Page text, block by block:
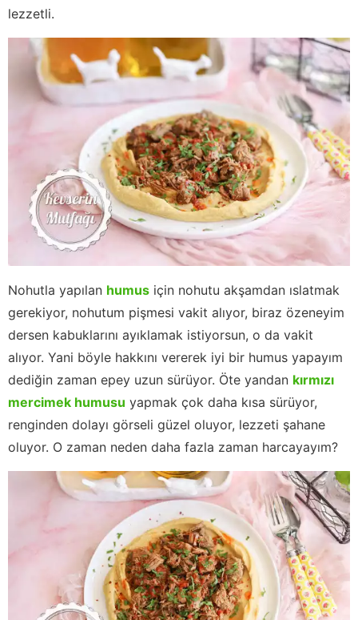
lezzetli.
Nohutla yapılan humus için nohutu akşamdan ıslatmak
gerekiyor, nohutum pişmesi vakit alıyor, biraz özeneyim
dersen kabuklarını ayıklamak istiyorsun, o da vakit
alıyor. Yani böyle hakkını vererek iyi bir humus yapayım
dediğin zaman epey uzun sürüyor. Öte yandan kırmızı
mercimek humusu yapmak çok daha kısa sürüyor,
renginden dolayı görseli güzel oluyor, lezzeti şahane
oluyor. O zaman neden daha fazla zaman harcayayım?